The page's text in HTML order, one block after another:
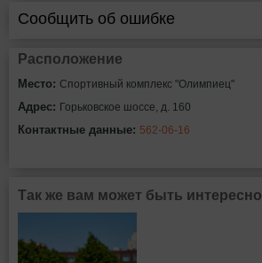
Сообщить об ошибке
Расположение
Место: Спортивный комплекс "Олимпиец"
Адрес: Горьковское шоссе, д. 160
Контактные данные: 562-06-16
Так же вам может быть интересно